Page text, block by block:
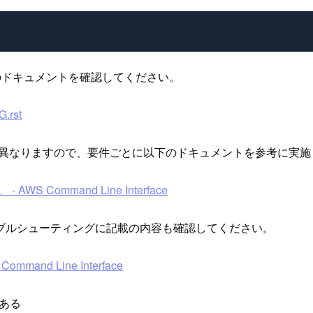
キュメントを確認してください。
りますので、要件ごとに以下のドキュメントを参考に実施
- AWS Command Line Interface
シューティングに記載の内容も確認してください。
Line Interface
る